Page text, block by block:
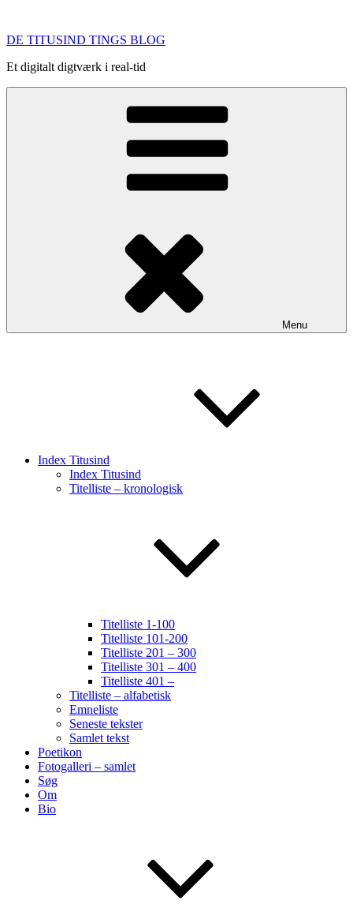
indhold
DE TITUSIND TINGS BLOG
Et digitalt digtværk i real-tid
Menu
Index Titusind
Index Titusind
Titelliste – kronologisk
Titelliste 1-100
Titelliste 101-200
Titelliste 201 – 300
Titelliste 301 – 400
Titelliste 401 –
Titelliste – alfabetisk
Emneliste
Seneste tekster
Samlet tekst
Poetikon
Fotogalleri – samlet
Søg
Om
Bio